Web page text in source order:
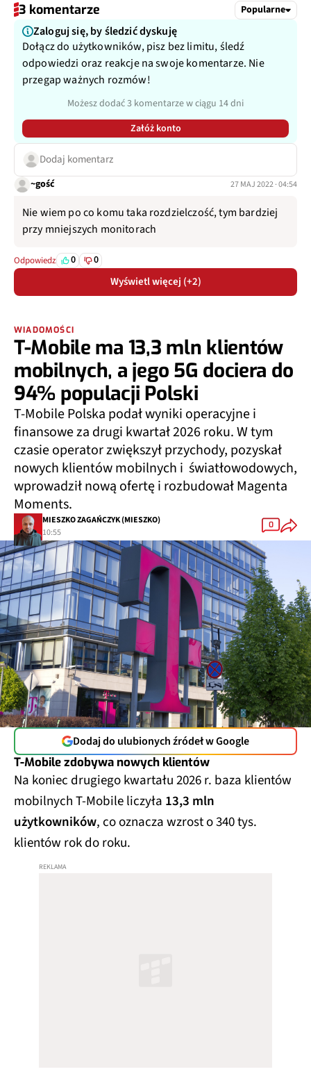
3 komentarze Popularne
Zaloguj się, by śledzić dyskuję
Dołącz do użytkowników, pisz bez limitu, śledź
odpowiedzi oraz reakcje na swoje komentarze. Nie
przegap ważnych rozmów!
Możesz dodać 3 komentarze w ciągu 14 dni
Załóż konto
Dodaj komentarz
~gość 27 MAJ 2022 · 04:54
Nie wiem po co komu taka rozdzielczość, tym bardziej
przy mniejszych monitorach
Odpowiedz 0 0
Wyświetl więcej (+2)
WIADOMOŚCI
T-Mobile ma 13,3 mln klientów
mobilnych, a jego 5G dociera do
94% populacji Polski
T-Mobile Polska podał wyniki operacyjne i
finansowe za drugi kwartał 2026 roku. W tym
czasie operator zwiększył przychody, pozyskał
nowych klientów mobilnych i światłowodowych,
wprowadził nową ofertę i rozbudował Magenta
Moments.
MIESZKO ZAGAŃCZYK (MIESZKO)
10:55
0
Dodaj do ulubionych źródeł w Google
T-Mobile zdobywa nowych klientów
Na koniec drugiego kwartału 2026 r. baza klientów
mobilnych T-Mobile liczyła 13,3 mln
użytkowników, co oznacza wzrost o 340 tys.
klientów rok do roku.